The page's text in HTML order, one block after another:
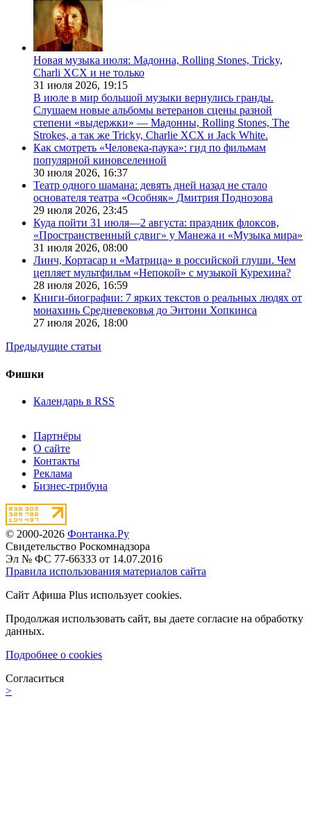
Новая музыка июля: Мадонна, Rolling Stones, Tricky,
Charli XCX и не только
31 июля 2026, 19:15
В июле в мир большой музыки вернулись гранды.
Слушаем новые альбомы ветеранов сцены разной
степени «выдержки» — Мадонны, Rolling Stones, The
Strokes, а так же Tricky, Charlie XCX и Jack White.
Как смотреть «Человека-паука»: гид по фильмам
популярной киновселенной
30 июля 2026, 16:37
Театр одного шамана: девять дней назад не стало
основателя театра «Особняк» Дмитрия Поднозова
29 июля 2026, 23:45
Куда пойти 31 июля—2 августа: праздник флоксов,
«Пространственный сдвиг» у Манежа и «Музыка мира»
31 июля 2026, 08:00
Линч, Кортасар и «Матрица» в российской глуши. Чем
цепляет мультфильм «Непокой» с музыкой Курехина?
28 июля 2026, 16:59
Книги-биографии: 7 ярких текстов о реальных людях от
монахинь Средневековья до Энтони Хопкинса
27 июля 2026, 18:00
Предыдущие статьи
Фишки
Календарь в RSS
Партнёры
О сайте
Контакты
Реклама
Бизнес-трибуна
© 2000-2026 Фонтанка.Ру
Свидетельство Роскомнадзора
Эл № ФС 77-66333 от 14.07.2016
Правила использования материалов сайта
Сайт Афиша Plus использует cookies.
Продолжая использовать сайт, вы даете согласие на обработку
данных.
Подробнее о cookies
Согласиться
>